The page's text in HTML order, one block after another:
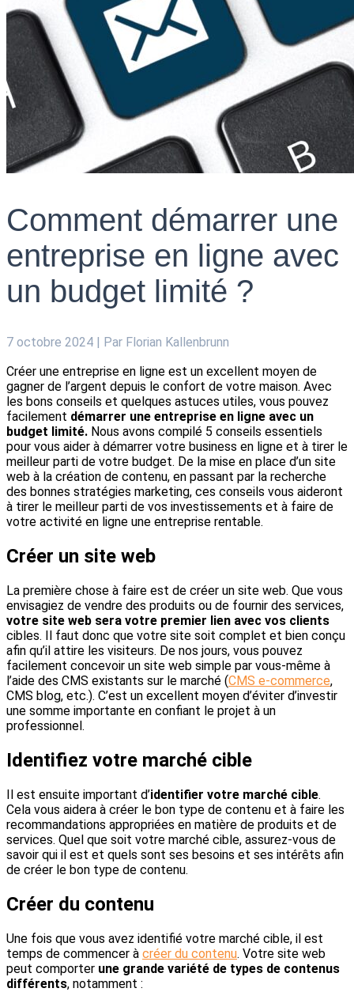
Comment démarrer une
entreprise en ligne avec
un budget limité ?
7 octobre 2024 | Par Florian Kallenbrunn
Créer une entreprise en ligne est un excellent moyen de
gagner de l’argent depuis le confort de votre maison. Avec
les bons conseils et quelques astuces utiles, vous pouvez
facilement démarrer une entreprise en ligne avec un
budget limité. Nous avons compilé 5 conseils essentiels
pour vous aider à démarrer votre business en ligne et à tirer le
meilleur parti de votre budget. De la mise en place d’un site
web à la création de contenu, en passant par la recherche
des bonnes stratégies marketing, ces conseils vous aideront
à tirer le meilleur parti de vos investissements et à faire de
votre activité en ligne une entreprise rentable.
Créer un site web
La première chose à faire est de créer un site web. Que vous
envisagiez de vendre des produits ou de fournir des services,
votre site web sera votre premier lien avec vos clients
cibles. Il faut donc que votre site soit complet et bien conçu
afin qu’il attire les visiteurs. De nos jours, vous pouvez
facilement concevoir un site web simple par vous-même à
l’aide des CMS existants sur le marché (CMS e-commerce,
CMS blog, etc.). C’est un excellent moyen d’éviter d’investir
une somme importante en confiant le projet à un
professionnel.
Identifiez votre marché cible
Il est ensuite important d’identifier votre marché cible.
Cela vous aidera à créer le bon type de contenu et à faire les
recommandations appropriées en matière de produits et de
services. Quel que soit votre marché cible, assurez-vous de
savoir qui il est et quels sont ses besoins et ses intérêts afin
de créer le bon type de contenu.
Créer du contenu
Une fois que vous avez identifié votre marché cible, il est
temps de commencer à créer du contenu. Votre site web
peut comporter une grande variété de types de contenus
différents, notamment :